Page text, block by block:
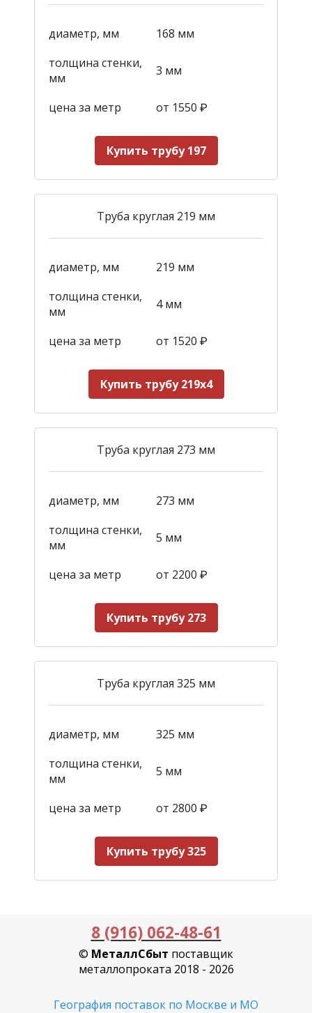
диаметр, мм
168 мм
толщина стенки,
мм
3 мм
цена за метр от 1550 ₽
Купить трубу 197
Труба круглая 219 мм
диаметр, мм
219 мм
толщина стенки,
мм
4 мм
цена за метр от 1520 ₽
Купить трубу 219х4
Труба круглая 273 мм
диаметр, мм
273 мм
толщина стенки,
мм
5 мм
цена за метр от 2200 ₽
Купить трубу 273
Труба круглая 325 мм
диаметр, мм
325 мм
толщина стенки,
мм
5 мм
цена за метр от 2800 ₽
Купить трубу 325
8 (916) 062-48-61
© МеталлСбыт поставщик
металлопроката 2018 - 2026
География поставок по Москве и МО